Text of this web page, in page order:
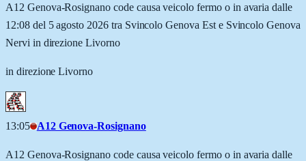
A12 Genova-Rosignano code causa veicolo fermo o in avaria dalle
12:08 del 5 agosto 2026 tra Svincolo Genova Est e Svincolo Genova
Nervi in direzione Livorno
in direzione Livorno
13:05 A12 Genova-Rosignano
A12 Genova-Rosignano code causa veicolo fermo o in avaria dalle